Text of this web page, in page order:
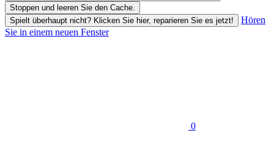
Stoppen und leeren Sie den Cache.
Spielt überhaupt nicht? Klicken Sie hier, reparieren Sie es jetzt!
Hören
Sie in einem neuen Fenster
0